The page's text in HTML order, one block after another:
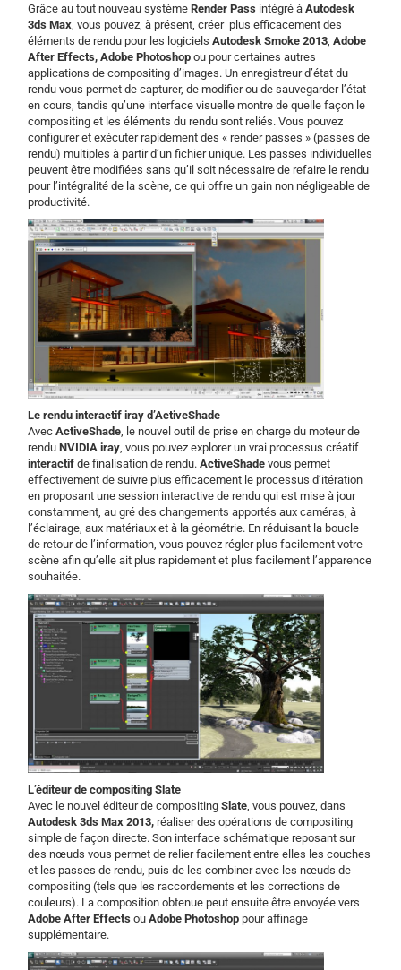
Grâce au tout nouveau systèmeRender Pass intégré àAutodesk
3ds Max , vous pouvez, à présent, créer plus efficacement des
éléments de rendu pour les logicielsAutodesk Smoke 2013 ,Adobe
After Effects, Adobe Photoshop ou pour certaines autres
applications de compositing d’images. Un enregistreur d’état du
rendu vous permet de capturer, de modifier ou de sauvegarder l’état
en cours, tandis qu’une interface visuelle montre de quelle façon le
compositing et les éléments du rendu sont reliés. Vous pouvez
configurer et exécuter rapidement des « render passes » (passes de
rendu) multiples à partir d’un fichier unique. Les passes individuelles
peuvent être modifiées sans qu’il soit nécessaire de refaire le rendu
pour l’intégralité de la scène, ce qui offre un gain non négligeable de
productivité.
Le rendu interactif iray d’ActiveShade
AvecActiveShade , le nouvel outil de prise en charge du moteur de
renduNVIDIA iray , vous pouvez explorer un vrai processus créatif
interactif de finalisation de rendu.ActiveShade vous permet
effectivement de suivre plus efficacement le processus d’itération
en proposant une session interactive de rendu qui est mise à jour
constamment, au gré des changements apportés aux caméras, à
l’éclairage, aux matériaux et à la géométrie. En réduisant la boucle
de retour de l’information, vous pouvez régler plus facilement votre
scène afin qu’elle ait plus rapidement et plus facilement l’apparence
souhaitée.
L’éditeur de compositing Slate
Avec le nouvel éditeur de compositingSlate , vous pouvez, dans
Autodesk 3ds Max 2013, réaliser des opérations de compositing
simple de façon directe. Son interface schématique reposant sur
des nœuds vous permet de relier facilement entre elles les couches
et les passes de rendu, puis de les combiner avec les nœuds de
compositing (tels que les raccordements et les corrections de
couleurs). La composition obtenue peut ensuite être envoyée vers
Adobe After Effects ouAdobe Photoshop pour affinage
supplémentaire.